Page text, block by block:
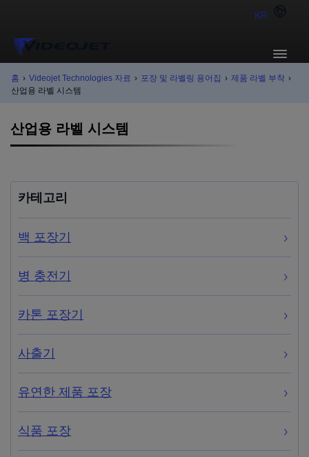
KR
홈 › Videojet Technologies 자료 › 포장 및 라벨링 용어집 › 제품 라벨 부착 ›
산업용 라벨 시스템
산업용 라벨 시스템
카테고리
백 포장기
병 충전기
카톤 포장기
사출기
유연한 제품 포장
식품 포장